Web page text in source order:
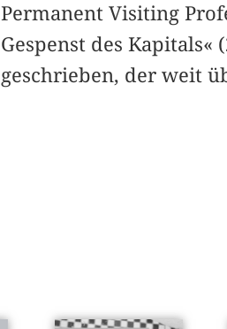
Permanent Visiting
Gespenst des
geschrieben, der weit